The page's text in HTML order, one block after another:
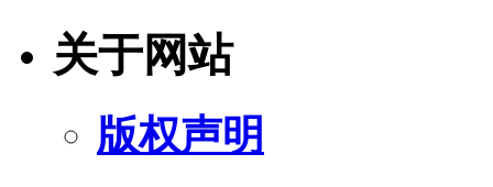
关于网站
版权声明